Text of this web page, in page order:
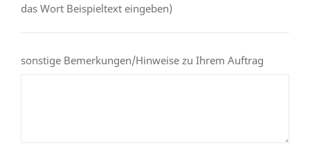
das Wort Beispieltext eingeben)
sonstige Bemerkungen/Hinweise zu Ihrem Auftrag